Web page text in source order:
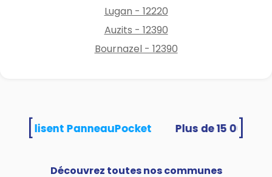
https://www.cransac-les-
thermes.fr/actualites/location
-velos-et-voitures-
Lugan - 12220
Auzits - 12390
Bournazel - 12390
utilisent PanneauPocket
Découvrez toutes nos communes